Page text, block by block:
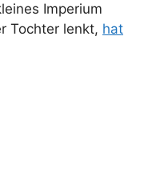
Imperium
Tochter lenkt, hat